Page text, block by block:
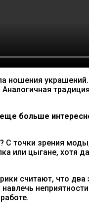
ношения
больше
С точки зрения
или цыгане, хотя
считают, что